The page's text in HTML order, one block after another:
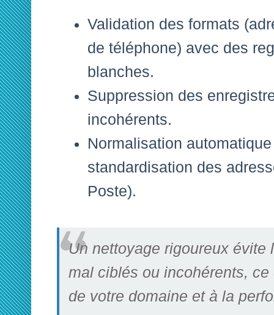
Validation des formats
de téléphone) avec des
blanches.
Suppression des
incohérents.
Normalisation
standardisation des
Poste).
Un nettoyage rigoureux évite
mal ciblés ou incohérents,
de votre domaine et à la